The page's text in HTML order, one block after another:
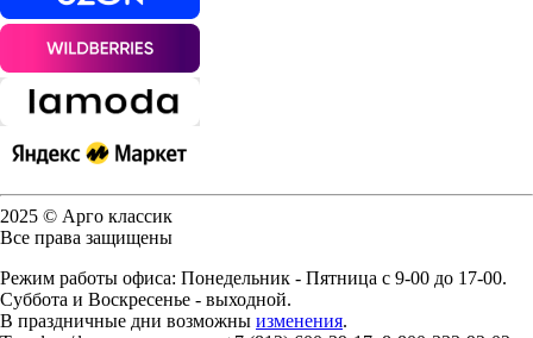
2025 © Арго классик
Все права защищены
Режим работы офиса: Понедельник - Пятница с 9-00 до 17-00.
Суббота и Воскресенье - выходной.
В праздничные дни возможны изменения.